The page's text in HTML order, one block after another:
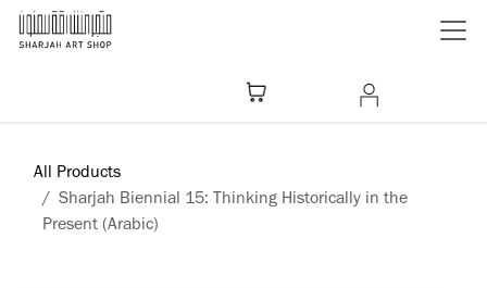
Skip to Content
All Products
Sharjah Biennial 15: Thinking Historically in the
Present (Arabic)